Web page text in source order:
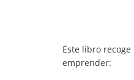
Este libro
emprender: